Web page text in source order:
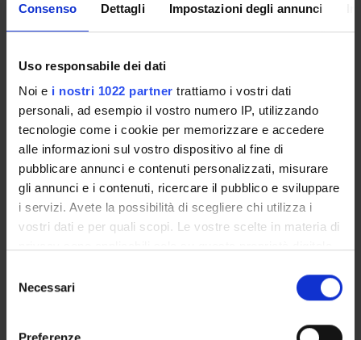
Consenso Dettagli Impostazioni degli annunci
Uso responsabile dei dati
Noi e i nostri 1022 partner trattiamo i vostri dati
personali, ad esempio il vostro numero IP, utilizzando
tecnologie come i cookie per memorizzare e accedere
alle informazioni sul vostro dispositivo al fine di
pubblicare annunci e contenuti personalizzati, misurare
gli annunci e i contenuti, ricercare il pubblico e sviluppare
i servizi. Avete la possibilità di scegliere chi utilizza i
vostri dati e per quali scopi. Le vostre scelte in materia di
modificare o revocare il proprio consenso in qualsiasi
momento dalla Dichiarazione sui cookie o facendo clic
delNecessari
Preferenze
Courses
Academic Calendar
Degree Programme
Exam calendar
Notices
Thesis and internship proposals
Faculty staff
Student Career Management
Housing service